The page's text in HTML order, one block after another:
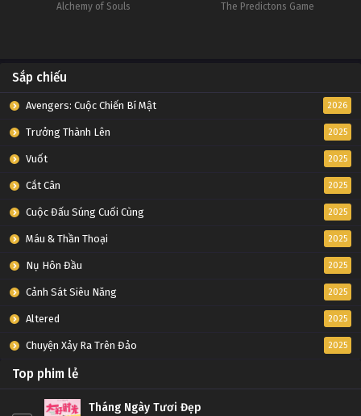
Alchemy of Souls The Predictons Game
Sắp chiếu
Avengers: Cuộc Chiến Bí Mật 2026
Trưởng Thành Lên 2025
Vuốt 2025
Cắt Cân 2025
Cuộc Đấu Súng Cuối Cùng 2025
Máu & Thần Thoại 2025
Nụ Hôn Đầu 2025
Cảnh Sát Siêu Năng 2025
Altered 2025
Chuyện Xảy Ra Trên Đảo 2025
Top phim lẻ
Tháng Ngày Tươi Đẹp